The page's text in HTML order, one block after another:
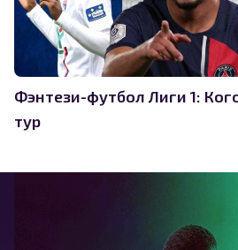
Фэнтези-футбол Лиги 1:
тур